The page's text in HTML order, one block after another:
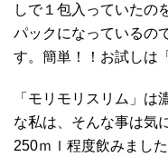
しで１包入っていたの
パックになっているの
す。簡単！！お試しは
「モリモリスリム」は
な私は、そんな事は気
250ｍｌ程度飲みまし